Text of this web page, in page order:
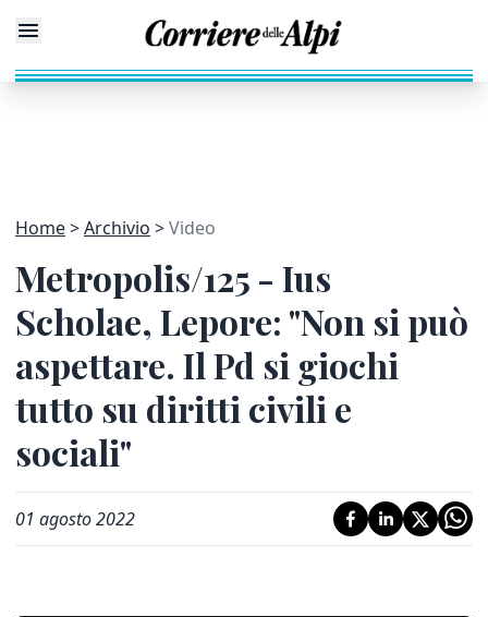
Home Archivio Video
Metropolis/125 - Ius
Scholae, Lepore: "Non si può
aspettare. Il Pd si giochi
tutto su diritti civili e
sociali"
01 agosto 2022